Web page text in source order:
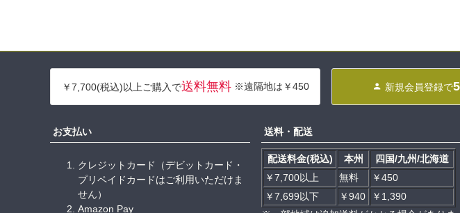
￥7,700(税込)以上ご購入で送料無料※遠隔地は￥450 新規会員登録で
お支払い
クレジットカード（デビットカード・
プリペイドカードはご利用いただけま
せん）
Amazon Pay
送料・配送
配送料金(税込) 本州
四国/九州/北海道
￥7,700以上
無料
￥450
￥7,699以下
￥940
￥1,390